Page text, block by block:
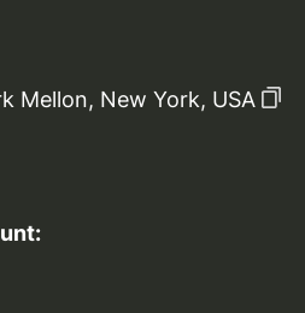
Mellon, New York, USA